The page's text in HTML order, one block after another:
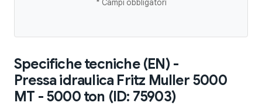
* Campi obbligatori
Specifiche tecniche (EN) -
Pressa idraulica Fritz Muller 5000
MT - 5000 ton (ID: 75903)